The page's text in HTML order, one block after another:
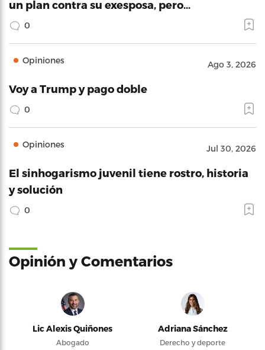
un plan contra su exesposa, pero…
0
Opiniones Ago 3, 2026
Voy a Trump y pago doble
0
Opiniones Jul 30, 2026
El sinhogarismo juvenil tiene rostro, historia
y solución
0
Opinión y Comentarios
Lic Alexis Quiñones
Abogado
Adriana Sánchez
Derecho y deporte